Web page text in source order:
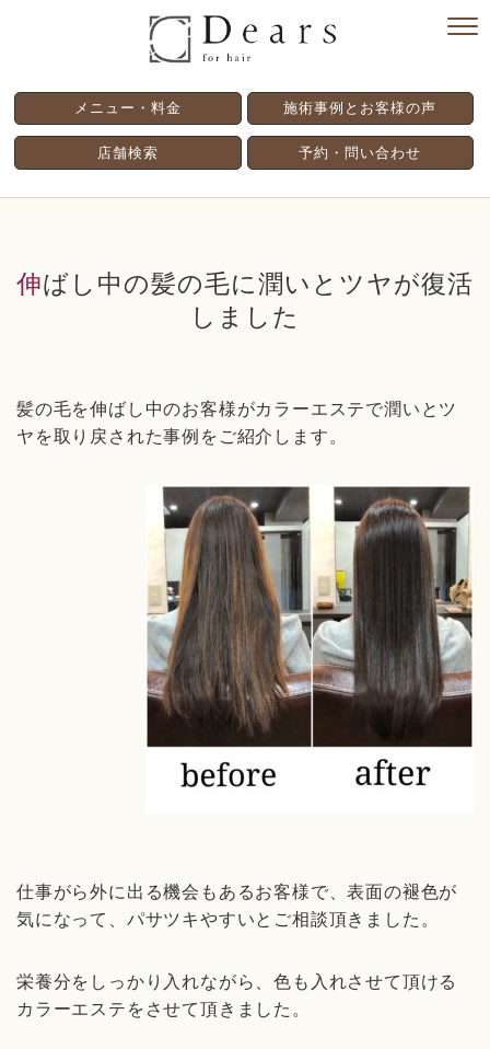
メニュー・料金 施術事例とお客様の声
店舗検索 予約・問い合わせ
伸ばし中の髪の毛に潤いとツヤが復活
しました
髪の毛を伸ばし中のお客様がカラーエステで潤いとツ
ヤを取り戻された事例をご紹介します。
仕事がら外に出る機会もあるお客様で、表面の褪色が
気になって、パサツキやすいとご相談頂きました。
栄養分をしっかり入れながら、色も入れさせて頂ける
カラーエステをさせて頂きました。